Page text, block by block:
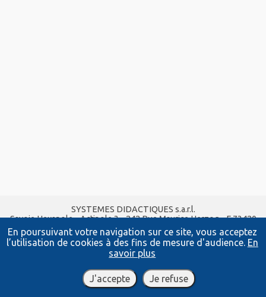
En poursuivant votre navigation sur ce site, vous acceptez
l’utilisation de cookies à des fins de mesure d'audience. En
savoir plus
J'accepte Je refuse
SYSTEMES DIDACTIQUES s.a.r.l.
Savoie Hexapole - Actipole 3 - 242 Rue Maurice Herzog - F 73420
VIVIERS DU LAC
Tel : 04 56 42 80 70| Fax :04 56 42 80 71
xavier.granjon@systemes-didactiques.fr
www.systemes-didactiques.fr